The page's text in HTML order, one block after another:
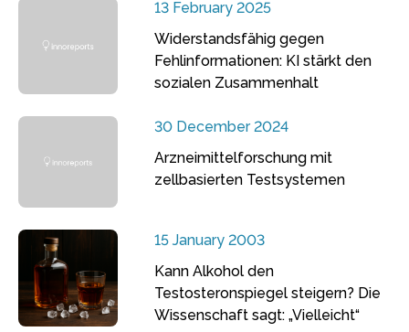
13 February 2025
Widerstandsfähig gegen
Fehlinformationen: KI stärkt den
sozialen Zusammenhalt
30 December 2024
Arzneimittelforschung mit
zellbasierten Testsystemen
15 January 2003
Kann Alkohol den
Testosteronspiegel steigern? Die
Wissenschaft sagt: „Vielleicht“